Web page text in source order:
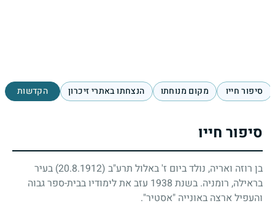
סיפור חייו מקום מנוחתו הנצחתו באתרי זיכרון הקדשות
סיפור חייו
בן רוזה ואריה, נולד ביום ז' באלול תרע"ב (20.8.1912)
בעיר
בראילה, רומניה. בשנת 1938 עזב את לימודיו בבית-ספר גבוה
והעפיל ארצה באונייה "אסטיר".